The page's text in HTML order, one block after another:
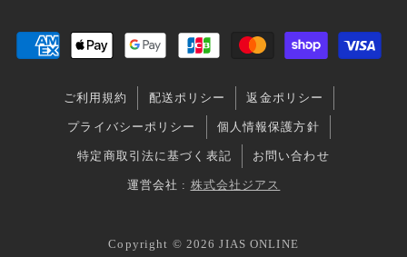
r
m
で
つ
見
て
く
さ
ご利用規約 配送ポリシー 返金ポリシー
プライバシーポリシー 個人情報保護方針
特定商取引法に基づく表記 お問い合わせ
運営会社 : 株式会社ジアス
Copyright © 2026 JIAS ONLINE